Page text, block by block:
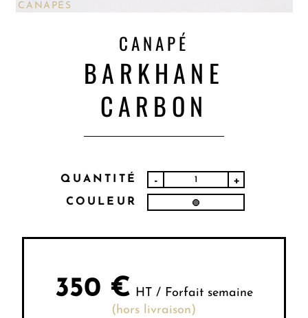
CANAPÉS
CANAPÉ
BARKHANE
CARBON
QUANTITÉ - +
COULEUR
350 € HT / Forfait semaine
(hors livraison)